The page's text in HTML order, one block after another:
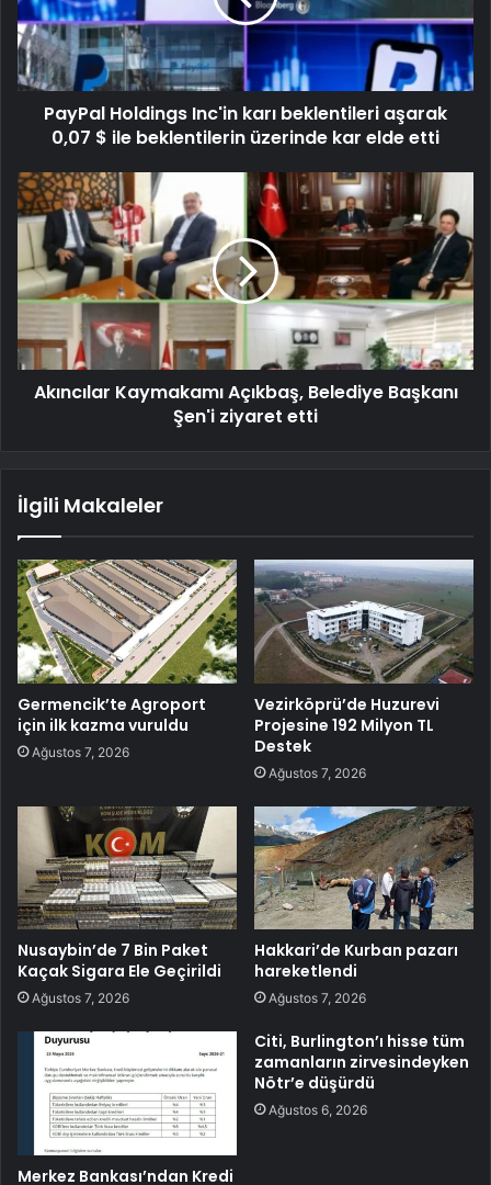
PayPal Holdings Inc'in karı beklentileri aşarak
0,07 $ ile beklentilerin üzerinde kar elde etti
Akıncılar Kaymakamı Açıkbaş, Belediye Başkanı
Şen'i ziyaret etti
İlgili Makaleler
Germencik’te Agroport
için ilk kazma vuruldu
Ağustos 7, 2026
Vezirköprü’de Huzurevi
Projesine 192 Milyon TL
Destek
Ağustos 7, 2026
Nusaybin’de 7 Bin Paket
Kaçak Sigara Ele Geçirildi
Ağustos 7, 2026
Hakkari’de Kurban pazarı
hareketlendi
Ağustos 7, 2026
Merkez Bankası’ndan Kredi
Citi, Burlington’ı hisse tüm
zamanların zirvesindeyken
Nötr’e düşürdü
Ağustos 6, 2026